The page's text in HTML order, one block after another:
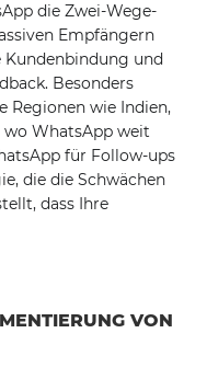
die Zwei-Wege-
Empfängern
Kundenbindung und
Besonders
Regionen wie Indien,
wo WhatsApp weit
für Follow-ups
die die Schwächen
dass Ihre
VON